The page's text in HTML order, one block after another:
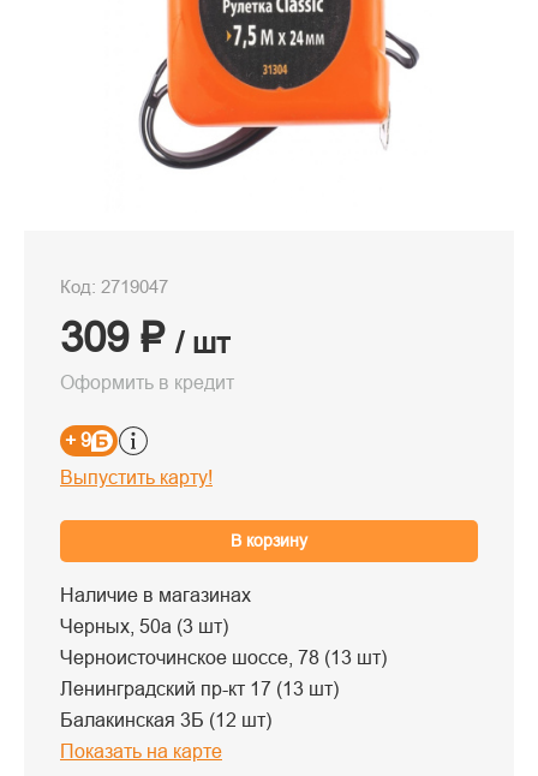
Код: 2719047
309 ₽ / шт
Оформить в кредит
+ 9
Выпустить карту!
В корзину
Наличие в магазинах
Черных, 50а (3 шт)
Черноисточинское шоссе, 78 (13 шт)
Ленинградский пр-кт 17 (13 шт)
Балакинская 3Б (12 шт)
Показать на карте